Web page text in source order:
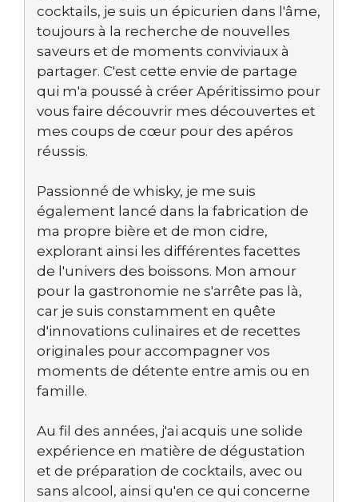
cocktails, je suis un épicurien dans l'âme,
toujours à la recherche de nouvelles
saveurs et de moments conviviaux à
partager. C'est cette envie de partage
qui m'a poussé à créer Apéritissimo pour
vous faire découvrir mes découvertes et
mes coups de cœur pour des apéros
réussis.
Passionné de whisky, je me suis
également lancé dans la fabrication de
ma propre bière et de mon cidre,
explorant ainsi les différentes facettes
de l'univers des boissons. Mon amour
pour la gastronomie ne s'arrête pas là,
car je suis constamment en quête
d'innovations culinaires et de recettes
originales pour accompagner vos
moments de détente entre amis ou en
famille.
Au fil des années, j'ai acquis une solide
expérience en matière de dégustation
et de préparation de cocktails, avec ou
sans alcool, ainsi qu'en ce qui concerne